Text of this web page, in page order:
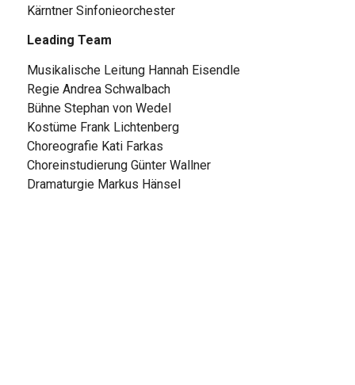
Kärntner Sinfonieorchester
Leading Team
Musikalische Leitung Hannah Eisendle
Regie Andrea Schwalbach
Bühne Stephan von Wedel
Kostüme Frank Lichtenberg
Choreografie Kati Farkas
Choreinstudierung Günter Wallner
Dramaturgie Markus Hänsel